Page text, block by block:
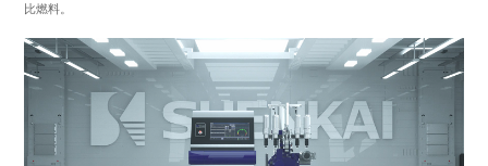
比燃料。